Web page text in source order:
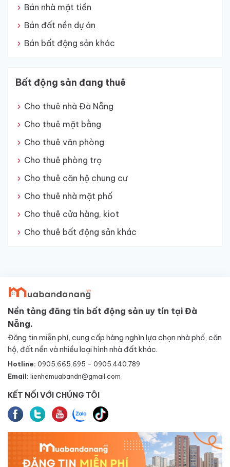
Bán nhà mặt tiền
Bán đất nền dự án
Bán bất động sản khác
Bất động sản đang thuê
Cho thuê nhà Đà Nẵng
Cho thuê mặt bằng
Cho thuê văn phòng
Cho thuê phòng trọ
Cho thuê căn hộ chung cư
Cho thuê nhà mặt phố
Cho thuê cửa hàng, kiot
Cho thuê bất động sản khác
Nền tảng đăng tin bất động sản uy tín tại Đà
Nẵng.
Đăng tin miễn phí, cung cấp hàng nghìn lựa chọn nhà phố, căn
hộ, đất nền và nhiều loại hình nhà đất khác.
Hotline: 0905.665.695 - 0905.440.789
Email: lienhemuabandn@gmail.com
KẾT NỐI VỚI CHÚNG TÔI